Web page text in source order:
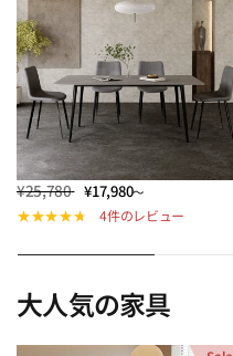
¥25,780 ¥17,980～
4件のレビュー
大人気の家具